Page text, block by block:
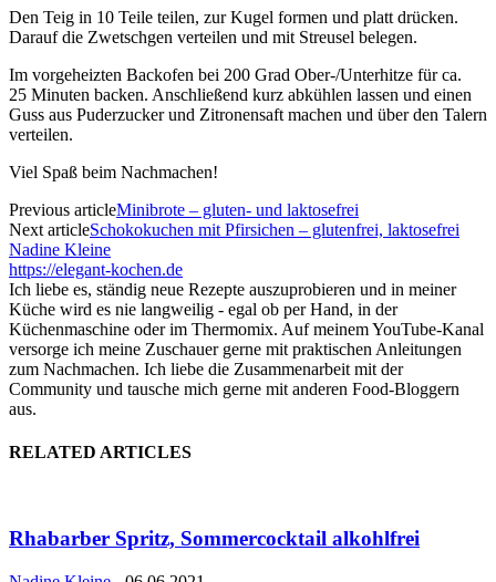
Den Teig in 10 Teile teilen, zur Kugel formen und platt drücken.
Darauf die Zwetschgen verteilen und mit Streusel belegen.
Im vorgeheizten Backofen bei 200 Grad Ober-/Unterhitze für ca.
25 Minuten backen. Anschließend kurz abkühlen lassen und einen
Guss aus Puderzucker und Zitronensaft machen und über den Talern
verteilen.
Viel Spaß beim Nachmachen!
Previous articleMinibrote – gluten- und laktosefrei
Next articleSchokokuchen mit Pfirsichen – glutenfrei, laktosefrei
Nadine Kleine
https://elegant-kochen.de
Ich liebe es, ständig neue Rezepte auszuprobieren und in meiner
Küche wird es nie langweilig - egal ob per Hand, in der
Küchenmaschine oder im Thermomix. Auf meinem YouTube-Kanal
versorge ich meine Zuschauer gerne mit praktischen Anleitungen
zum Nachmachen. Ich liebe die Zusammenarbeit mit der
Community und tausche mich gerne mit anderen Food-Bloggern
aus.
RELATED ARTICLES
Rhabarber Spritz, Sommercocktail alkohlfrei